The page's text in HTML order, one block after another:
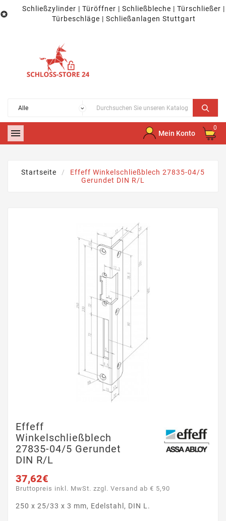

Schließzylinder | Türöffner | Schließbleche | Türschließer |
Türbeschläge | Schließanlagen Stuttgart
 Mein Konto
0
Startseite
Effeff Winkelschließblech 27835-04/5
Gerundet DIN R/L
Effeff
Winkelschließblech
27835-04/5 Gerundet
DIN R/L
37,62€
Bruttopreis inkl. MwSt. zzgl. Versand ab € 5,90
250 x 25/33 x 3 mm, Edelstahl, DIN L.